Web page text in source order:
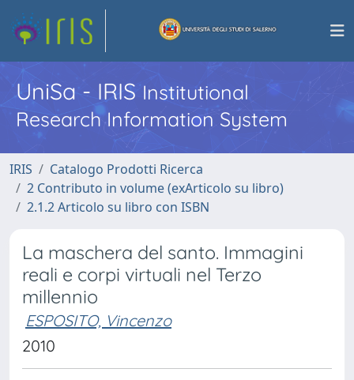
UniSa - IRISInstitutional
Research Information System
IRIS
Catalogo Prodotti Ricerca
2 Contributo in volume (exArticolo su libro)
2.1.2 Articolo su libro con ISBN
La maschera del santo. Immagini
reali e corpi virtuali nel Terzo
millennio
ESPOSITO, Vincenzo
2010